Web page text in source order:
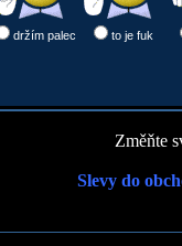
držím palec
to je fuk
Změňte
Slevy do